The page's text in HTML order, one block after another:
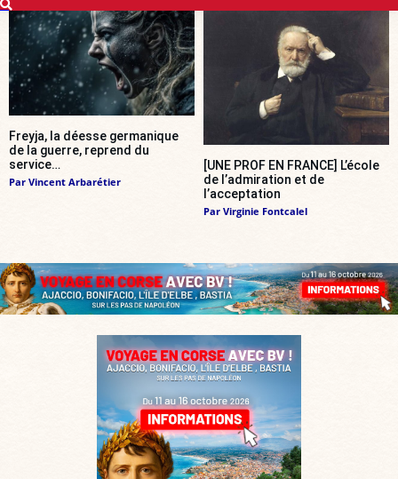
Freyja, la déesse germanique
de la guerre, reprend du
service…
Par Vincent Arbarétier
[UNE PROF EN FRANCE] L’école
de l’admiration et de
l’acceptation
Par Virginie Fontcalel